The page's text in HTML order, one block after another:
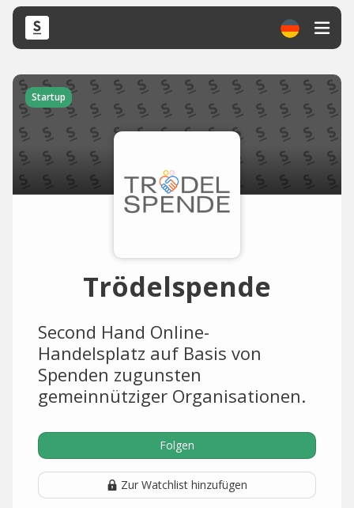
Startup
Trödelspende
Second Hand Online-
Handelsplatz auf Basis von
Spenden zugunsten
gemeinnütziger Organisationen.
Folgen
Zur Watchlist hinzufügen